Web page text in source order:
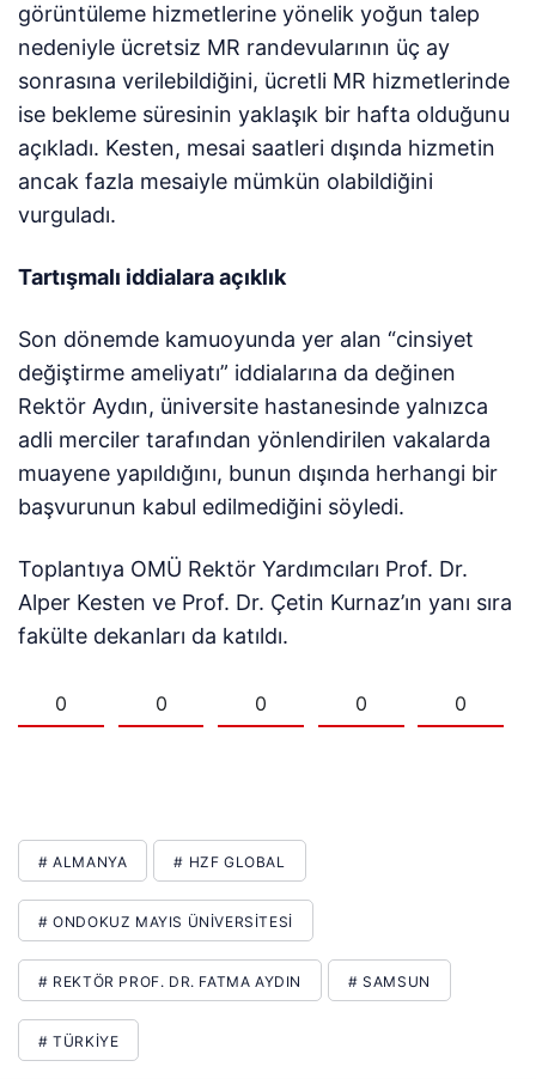
görüntüleme hizmetlerine yönelik yoğun talep
nedeniyle ücretsiz MR randevularının üç ay
sonrasına verilebildiğini, ücretli MR hizmetlerinde
ise bekleme süresinin yaklaşık bir hafta olduğunu
açıkladı. Kesten, mesai saatleri dışında hizmetin
ancak fazla mesaiyle mümkün olabildiğini
vurguladı.
Tartışmalı iddialara açıklık
Son dönemde kamuoyunda yer alan “cinsiyet
değiştirme ameliyatı” iddialarına da değinen
Rektör Aydın, üniversite hastanesinde yalnızca
adli merciler tarafından yönlendirilen vakalarda
muayene yapıldığını, bunun dışında herhangi bir
başvurunun kabul edilmediğini söyledi.
Toplantıya OMÜ Rektör Yardımcıları Prof. Dr.
Alper Kesten ve Prof. Dr. Çetin Kurnaz’ın yanı sıra
fakülte dekanları da katıldı.
0 0 0 0 0
# ALMANYA # HZF GLOBAL
# ONDOKUZ MAYIS ÜNİVERSİTESİ
# REKTÖR PROF. DR. FATMA AYDIN # SAMSUN
# TÜRKIYE